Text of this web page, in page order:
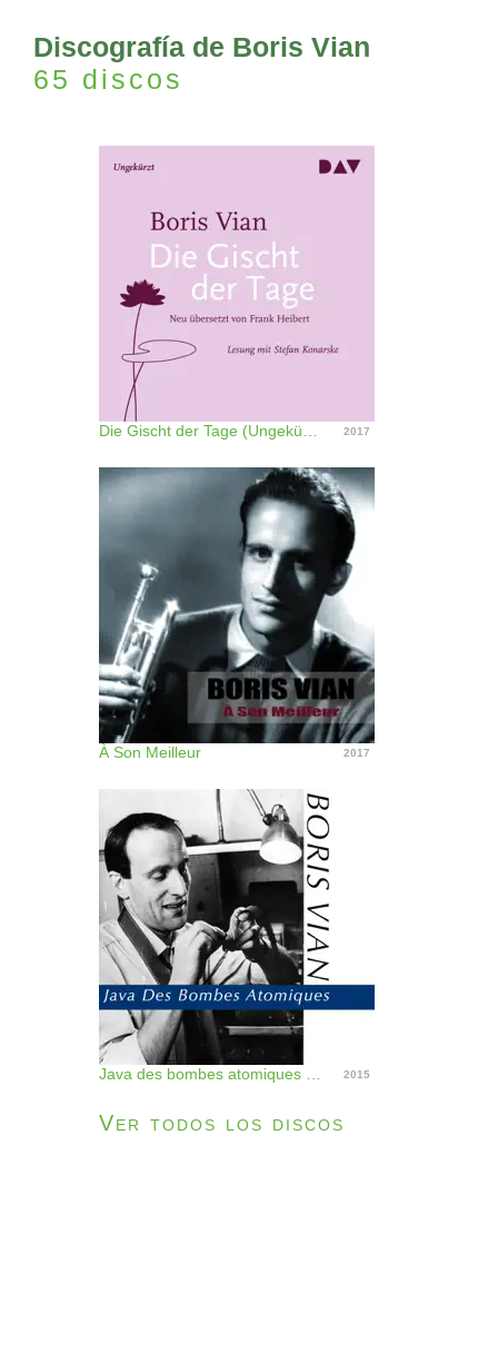
Discografía de Boris Vian
65 discos
2017
À Son Meilleur 2017
2015
Ver todos los discos